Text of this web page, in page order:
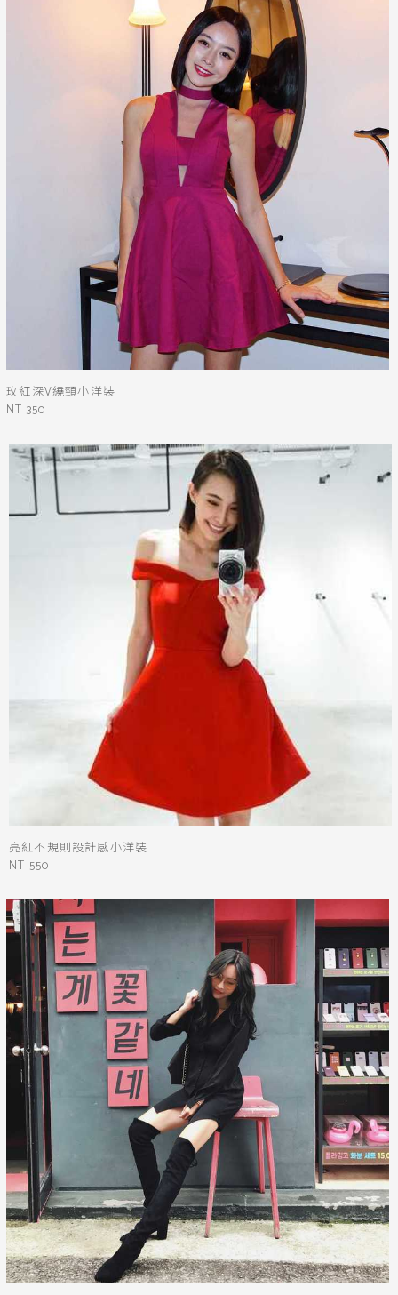
玫紅深V繞頸小洋裝
NT 350
亮紅不規則設計感小洋裝
NT 550